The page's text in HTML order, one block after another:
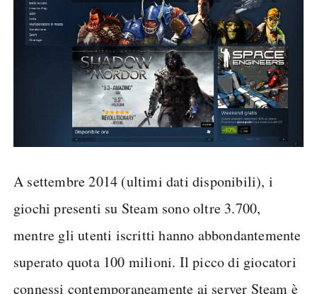
A settembre 2014 (ultimi dati disponibili), i
giochi presenti su Steam sono oltre 3.700,
mentre gli utenti iscritti hanno abbondantemente
superato quota 100 milioni. Il picco di giocatori
connessi contemporaneamente ai server Steam è